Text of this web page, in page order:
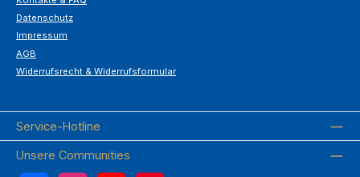
Datenschutz
Impressum
AGB
Widerrufsrecht & Widerrufsformular
Service-Hotline
Unsere Communities